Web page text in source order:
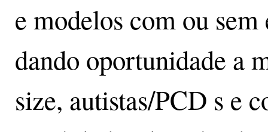
e modelos com ou
dando oportunidade a
size, autistas/PCD s e